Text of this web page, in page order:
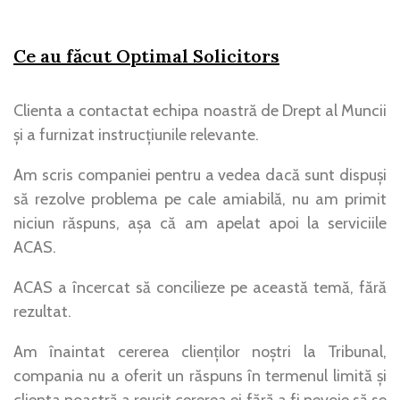
Ce au făcut Optimal Solicitors
Clienta a contactat echipa noastră de Drept al Muncii
și a furnizat instrucțiunile relevante.
Am scris companiei pentru a vedea dacă sunt dispuși
să rezolve problema pe cale amiabilă, nu am primit
niciun răspuns, așa că am apelat apoi la serviciile
ACAS.
ACAS a încercat să concilieze pe această temă, fără
rezultat.
Am înaintat cererea clienților noștri la Tribunal,
compania nu a oferit un răspuns în termenul limită și